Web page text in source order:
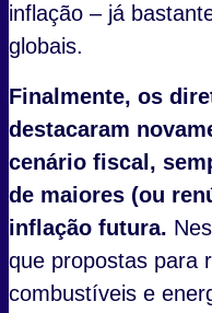
inflação – já
globais.
Finalmente, os
destacaram
cenário fiscal,
de maiores (ou
inflação futura.
que propostas para
combustíveis e